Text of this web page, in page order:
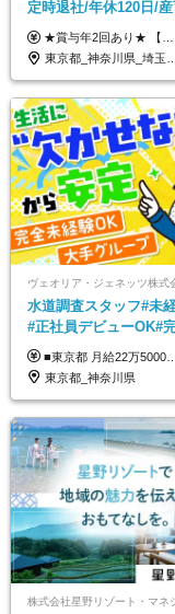
定時退社/年休120日/
績あり/連休取得OK/賞
回/急募求人
★賞与年2回あり★ 【未経験の方】月給20万7,750円～＋賞与年2回＋残業代全額支給＋交通費支給 【生物系大卒の方】月給21万3,750円～＋賞与年2回＋残業代全額支給＋交通費支給 ★手当が充実★ ・資格手当（実験動物技術者2級：月3,000円、1級：月7,000円） ・家族手当 ・住宅費用補助（転居を伴う転勤の場合：最大5年間支給） ・残業代全額支給 ※入社5年目程度で賞与4.6ヶ月分の支給実績あり ※月給の金額は、能力やスキルを考慮して決定します ※試用期間6ヶ月あり（雇用形態・給与・待遇に差異なし）
東京都_神奈川県_埼玉県_大阪府_愛知県_茨城県_三重県_京都府_佐賀県
水道調査スタッフ#未
#正社員デビューOK#
2日制#年休125日#資格
援有#社員数千人以上
■東京都 月給22万5000円（東京地域手当3万円含）～25万円＋残業代全額支給＋各種手当 ■神奈川県 月給19万5000円～24万円＋残業代全額支給＋各種手当 ※年齢・経験を考慮し決定 ※試用期間3ヶ月（期間中の給与・待遇に差異はありません） ◆通勤手当あり（全額支給） ◆昇給年1回、賞与年2回。世界最大級の環境企業グループならではの安定した給与体系です。
東京都_神奈川県
株式会社星野リゾート・マネ